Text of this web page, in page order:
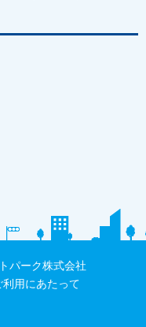
パーク株式会社
用にあたって